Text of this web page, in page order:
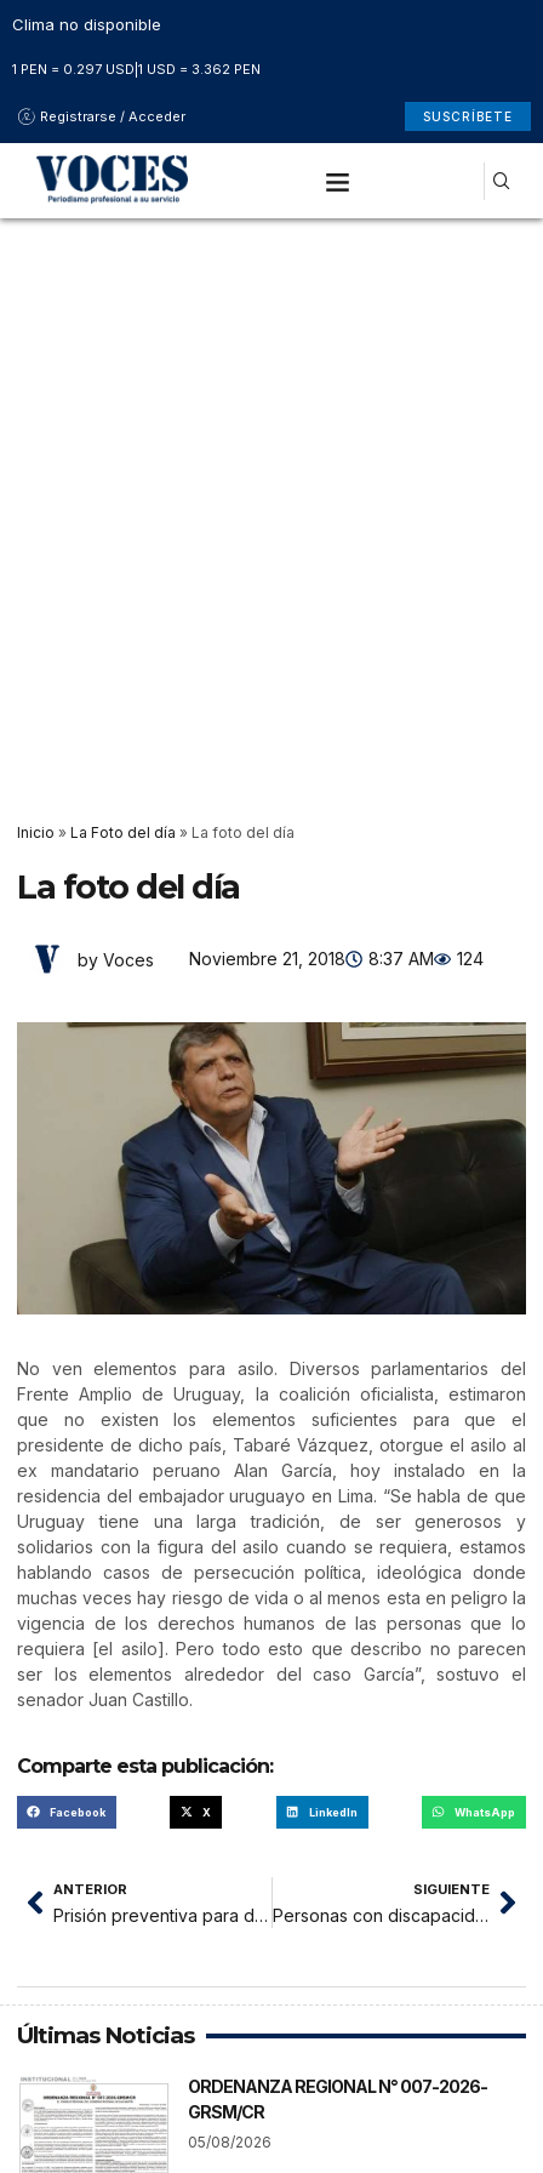
Clima no disponible
1 PEN = 0.297 USD 1 USD = 3.362 PEN
Registrarse / Acceder SUSCRÍBETE
Inicio » La Foto del día » La foto del día
La foto del día
by Voces Noviembre 21, 2018 8:37 AM 124
No ven elementos para asilo. Diversos parlamentarios del
Frente Amplio de Uruguay, la coalición oficialista, estimaron
que no existen los elementos suficientes para que el
presidente de dicho país, Tabaré Vázquez, otorgue el asilo al
ex mandatario peruano Alan García, hoy instalado en la
residencia del embajador uruguayo en Lima. “Se habla de que
Uruguay tiene una larga tradición, de ser generosos y
solidarios con la figura del asilo cuando se requiera, estamos
hablando casos de persecución política, ideológica donde
muchas veces hay riesgo de vida o al menos esta en peligro la
vigencia de los derechos humanos de las personas que lo
requiera [el asilo]. Pero todo esto que describo no parecen
ser los elementos alrededor del caso García”, sostuvo el
senador Juan Castillo.
Comparte esta publicación:
Facebook X LinkedIn WhatsApp
ANTERIOR
Prisión preventiva para docente que abusó sexualmente de menor
SIGUIENTE
Personas con discapacidad podrán hacer servicio militar voluntario
Últimas Noticias
ORDENANZA REGIONAL N° 007-2026-
GRSM/CR
05/08/2026